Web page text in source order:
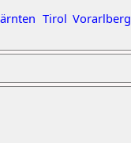
Tirol Vorarlberg